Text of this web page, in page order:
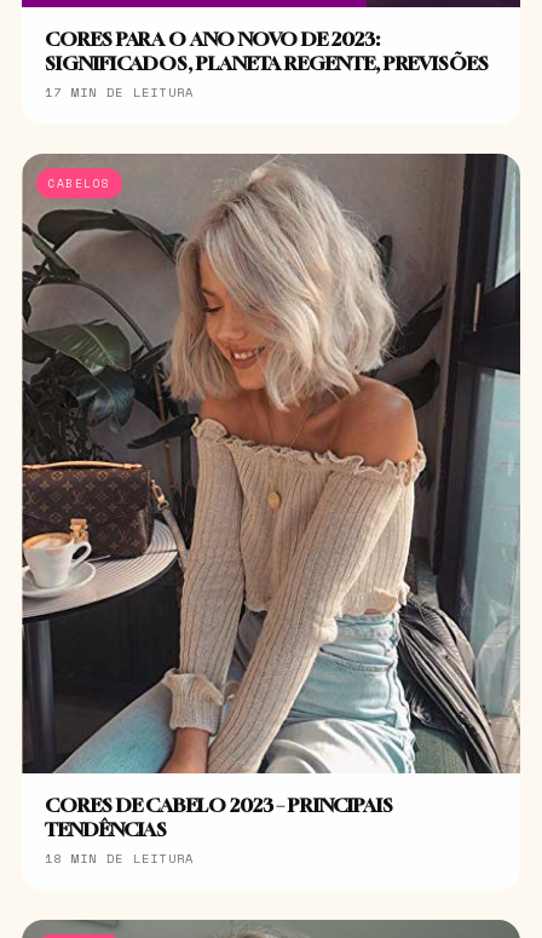
CORES PARA O ANO NOVO DE 2023:
SIGNIFICADOS, PLANETA REGENTE, PREVISÕES
17 MIN DE LEITURA
CABELOS
CORES DE CABELO 2023 – PRINCIPAIS
TENDÊNCIAS
18 MIN DE LEITURA